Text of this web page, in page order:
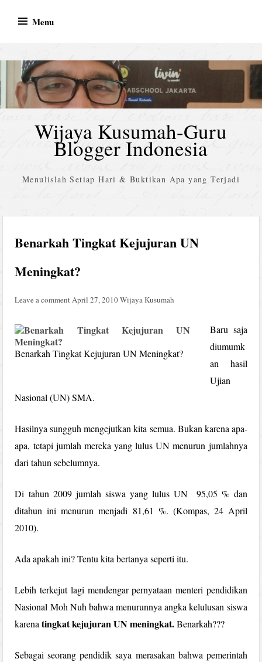
Menu
Wijaya Kusumah-Guru
Blogger Indonesia
Menulislah Setiap Hari & Buktikan Apa yang Terjadi
Benarkah Tingkat Kejujuran UN
Meningkat?
Leave a comment April 27, 2010Wijaya Kusumah
Benarkah Tingkat Kejujuran UN Meningkat?
Baru saja
diumumk
an hasil
Ujian
Nasional (UN) SMA.
Hasilnya sungguh mengejutkan kita semua. Bukan karena apa-
apa, tetapi jumlah mereka yang lulus UN menurun jumlahnya
dari tahun sebelumnya.
Di tahun 2009 jumlah siswa yang lulus UN 95,05 % dan
ditahun ini menurun menjadi 81,61 %. (Kompas, 24 April
2010).
Ada apakah ini? Tentu kita bertanya seperti itu.
Lebih terkejut lagi mendengar pernyataan menteri pendidikan
Nasional Moh Nuh bahwa menurunnya angka kelulusan siswa
karenatingkat kejujuran UN meningkat.Benarkah???
Sebagai seorang pendidik saya merasakan bahwa pemerintah